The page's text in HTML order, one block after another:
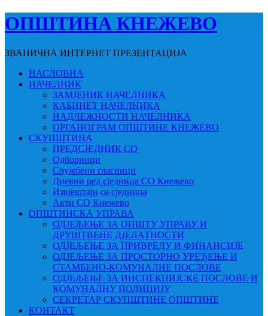
ОПШТИНА КНЕЖЕВО
ЗВАНИЧНА ИНТЕРНЕТ ПРЕЗЕНТАЦИЈА
НАСЛОВНА
НАЧЕЛНИК
ЗАМЈЕНИК НАЧЕЛНИКА
КАБИНЕТ НАЧЕЛНИКА
НАДЛЕЖНОСТИ НАЧЕЛНИКА
ОРГАНОГРАМ ОПШТИНЕ КНЕЖЕВО
СКУПШТИНА
ПРЕДСЈЕДНИК СО
Одборници
Службени гласници
Дневни ред сједница СО Кнежево
Извјештаји са сједница
Акти СО Кнежево
ОПШТИНСКА УПРАВА
ОДЈЕЉЕЊЕ ЗА ОПШТУ УПРАВУ И
ДРУШТВЕНЕ ДЈЕЛАТНОСТИ
ОДЈЕЉЕЊЕ ЗА ПРИВРЕДУ И ФИНАНСИЈЕ
ОДЈЕЉЕЊЕ ЗА ПРОСТОРНО УРЕЂЕЊЕ И
СТАМБЕНО-КОМУНАЛНЕ ПОСЛОВЕ
ОДЈЕЉЕЊЕ ЗА ИНСПЕКЦИЈСКЕ ПОСЛОВЕ И
КОМУНАЛНУ ПОЛИЦИЈУ
СЕКРЕТАР СКУПШТИНЕ ОПШТИНЕ
КОНТАКТ